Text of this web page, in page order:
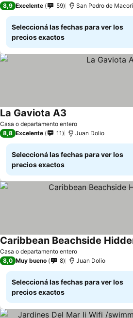
8,9 Excelente 59 San Pedro de
Seleccioná las fechas para ver los
precios exactos
Casa o departamento entero
La Gaviota A3
8,8 Excelente 11 Juan Dolio
Seleccioná las fechas para ver los
precios exactos
Casa o departamento entero
Caribbean Beachside
8,0 Muy bueno 8 Juan Dolio
Seleccioná las fechas para ver los
precios exactos